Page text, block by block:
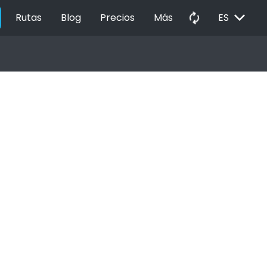
Rutas Blog Precios Más autorenew ES EXPAND_MORE